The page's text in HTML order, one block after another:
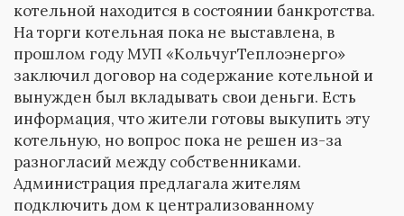
котельной находится в состоянии банкротства.
На торги котельная пока не выставлена, в
прошлом году МУП «КольчугТеплоэнерго»
заключил договор на содержание котельной и
вынужден был вкладывать свои деньги. Есть
информация, что жители готовы выкупить эту
котельную, но вопрос пока не решен из-за
разногласий между собственниками.
Администрация предлагала жителям
подключить дом к централизованному